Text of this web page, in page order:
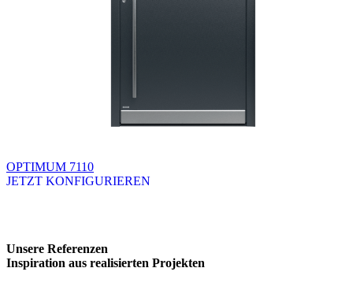
OPTIMUM 7110
JETZT KONFIGURIEREN
Unsere Referenzen
Inspiration aus realisierten Projekten